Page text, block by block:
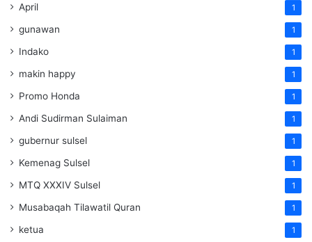
April 1
gunawan 1
Indako 1
makin happy 1
Promo Honda 1
Andi Sudirman Sulaiman 1
gubernur sulsel 1
Kemenag Sulsel 1
MTQ XXXIV Sulsel 1
Musabaqah Tilawatil Quran 1
ketua 1